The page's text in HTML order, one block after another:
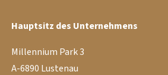
Hauptsitz des Unternehmens
Millennium Park 3
A-6890 Lustenau